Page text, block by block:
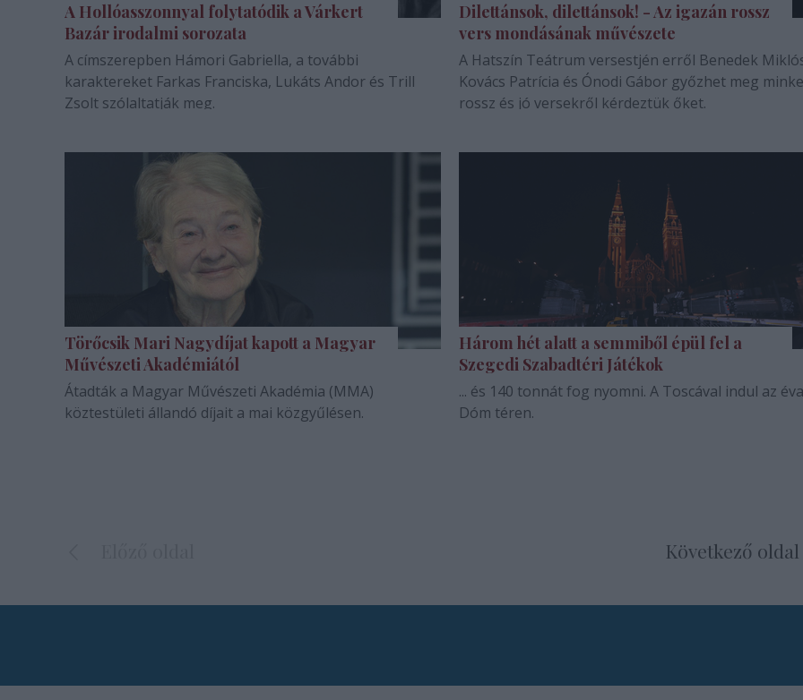
A Hollóasszonnyal folytatódik a Várkert
Bazár irodalmi sorozata
A címszerepben Hámori Gabriella, a további
karaktereket Farkas Franciska, Lukáts Andor és Trill
Zsolt szólaltatják meg.
Dilettánsok, dilettánsok! - Az igazán rossz
vers mondásának művészete
A Hatszín Teátrum versestjén erről Benedek
Kovács Patrícia és Ónodi Gábor győzhet meg
rossz és jó versekről kérdeztük őket.
Törőcsik Mari Nagydíjat kapott a Magyar
Művészeti Akadémiától
Átadták a Magyar Művészeti Akadémia (MMA)
köztestületi állandó díjait a mai közgyűlésen.
Három hét alatt a semmiből épül fel a
Szegedi Szabadtéri Játékok
... és 140 tonnát fog nyomni. A Toscával indul az
Dóm téren.
Következő oldal